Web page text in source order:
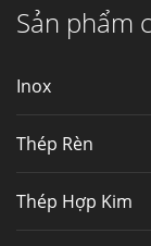
Sản phẩm
Inox
Thép Rèn
Thép Hợp Kim